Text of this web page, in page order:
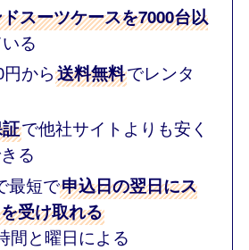
スーツケースを7000台以
る
円から送料無料でレンタ
で他社サイトよりも安く
る
最短で申込日の翌日にス
受け取れる
間と曜日による